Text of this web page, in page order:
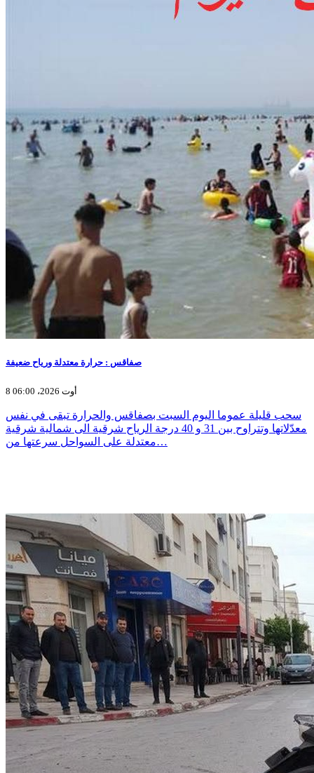
صفاقس : حرارة معتدلة ورياح ضعيفة
8 أوت 2026، 06:00
سحب قليلة عموما اليوم السبت بصفاقس والحرارة تبقى في نفس
معدّلاتها وتتراوح بين 31 و 40 درجة الرياح شرقية الى شمالية شرقية
معتدلة على السواحل سرعتها من…